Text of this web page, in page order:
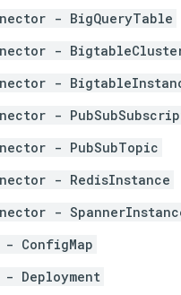
- BigQueryTable
-
-
-
- PubSubTopic
- RedisInstance
-
- ConfigMap
- Deployment